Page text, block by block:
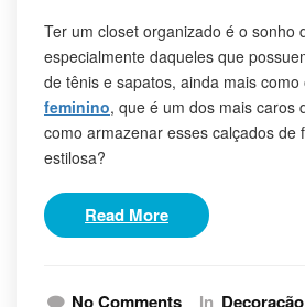
Ter um closet organizado é o sonho
especialmente daqueles que
de tênis e sapatos, ainda mais como
feminino, que é um dos mais caros
como armazenar esses calçados de
estilosa?
Read More
No Comments In Decoração